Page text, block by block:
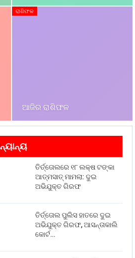
ରାଶିଫଳ
ଆଜିର ରାଶିଫଳ
ତିର୍ତ୍ତୋଲରେ ୧୮ ଲକ୍ଷ ଟଙ୍କା
ଆତ୍ମସାତ୍ ମାମଲା: ଦୁଇ
ଅଭିଯୁକ୍ତ ଗିରଫ
ତିର୍ତ୍ତୋଲ ପୁଲିସ ହାତରେ ଦୁଇ
ଅଭିଯୁକ୍ତ ଗିରଫ, ଆସନ୍ତାକାଲି
କୋର୍ଟ…